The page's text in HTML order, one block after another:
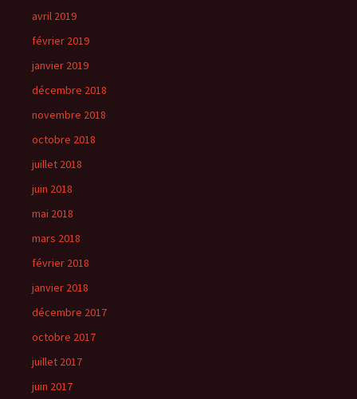
avril 2019
février 2019
janvier 2019
décembre 2018
novembre 2018
octobre 2018
juillet 2018
juin 2018
mai 2018
mars 2018
février 2018
janvier 2018
décembre 2017
octobre 2017
juillet 2017
juin 2017